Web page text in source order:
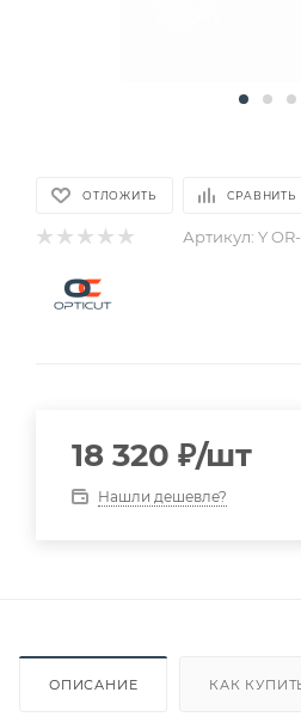
ОТЛОЖИТЬ СРАВНИТЬ
Артикул: Y
18 320 ₽/шт
Нашли дешевле?
ОПИСАНИЕ КАК